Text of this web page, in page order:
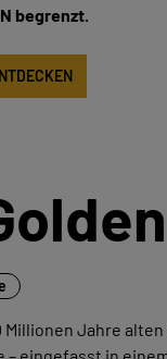
begrenzt.
Millionen Jahre